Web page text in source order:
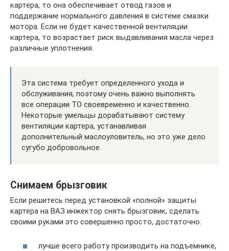
картера, то она обеспечивает отвод газов и
поддержание нормального давления в системе смазки
мотора. Если не будет качественной вентиляции
картера, то возрастает риск выдавливания масла через
различные уплотнения.
Эта система требует определенного ухода и
обслуживания, поэтому очень важно выполнять
все операции ТО своевременно и качественно.
Некоторые умельцы дорабатывают систему
вентиляции картера, устанавливая
дополнительный маслоуловитель, но это уже дело
сугубо добровольное.
Снимаем брызговик
Если решитесь перед установкой «полной» защиты
картера на ВАЗ инжектор снять брызговик, сделать
своими руками это совершенно просто, достаточно:
лучше всего работу производить на подъемнике,